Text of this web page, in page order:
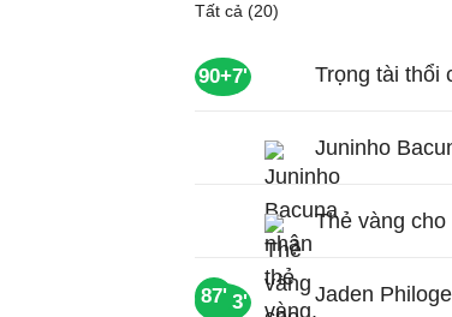
Tất cả (20)
90+7' Trọng tài thổi
90+3'
Juninho
Thẻ vàng cho
87' Jaden